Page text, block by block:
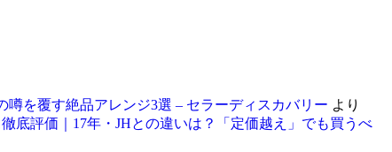
を覆す絶品アレンジ3選 – セラーディスカバリー より
底評価｜17年・JHとの違いは？「定価越え」でも買うべ